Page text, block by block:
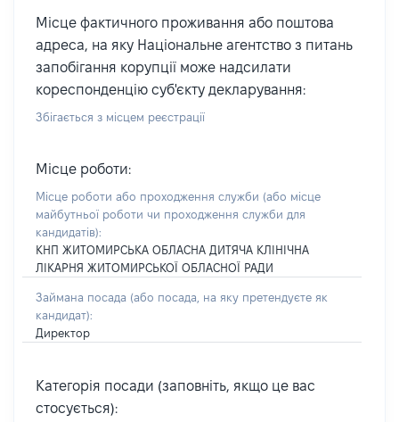
Місце фактичного проживання або поштова
адреса, на яку Національне агентство з питань
запобігання корупції може надсилати
кореспонденцію суб'єкту декларування:
Збігається з місцем реєстрації
Місце роботи:
Місце роботи або проходження служби (або місце
майбутньої роботи чи проходження служби для
кандидатів):
КНП ЖИТОМИРСЬКА ОБЛАСНА ДИТЯЧА КЛІНІЧНА
ЛІКАРНЯ ЖИТОМИРСЬКОЇ ОБЛАСНОЇ РАДИ
Займана посада (або посада, на яку претендуєте як
кандидат):
Директор
Категорія посади (заповніть, якщо це вас
стосується):